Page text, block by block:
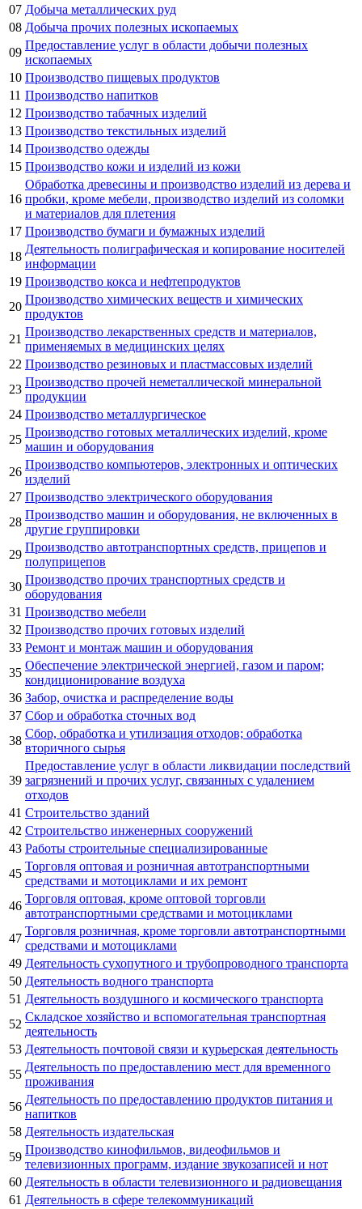
07 Добыча металлических руд
08 Добыча прочих полезных ископаемых
09
Предоставление услуг в области добычи полезных
ископаемых
10 Производство пищевых продуктов
11 Производство напитков
12 Производство табачных изделий
13 Производство текстильных изделий
14 Производство одежды
15 Производство кожи и изделий из кожи
16
Обработка древесины и производство изделий из дерева и
пробки, кроме мебели, производство изделий из соломки
и материалов для плетения
17 Производство бумаги и бумажных изделий
18
Деятельность полиграфическая и копирование носителей
информации
19 Производство кокса и нефтепродуктов
20
Производство химических веществ и химических
продуктов
21
Производство лекарственных средств и материалов,
применяемых в медицинских целях
22 Производство резиновых и пластмассовых изделий
23
Производство прочей неметаллической минеральной
продукции
24 Производство металлургическое
25
Производство готовых металлических изделий, кроме
машин и оборудования
26
Производство компьютеров, электронных и оптических
изделий
27 Производство электрического оборудования
28
Производство машин и оборудования, не включенных в
другие группировки
29
Производство автотранспортных средств, прицепов и
полуприцепов
30
Производство прочих транспортных средств и
оборудования
31 Производство мебели
32 Производство прочих готовых изделий
33 Ремонт и монтаж машин и оборудования
35
Обеспечение электрической энергией, газом и паром;
кондиционирование воздуха
36 Забор, очистка и распределение воды
37 Сбор и обработка сточных вод
38
Сбор, обработка и утилизация отходов; обработка
вторичного сырья
39
Предоставление услуг в области ликвидации последствий
загрязнений и прочих услуг, связанных с удалением
отходов
41 Строительство зданий
42 Строительство инженерных сооружений
43 Работы строительные специализированные
45
Торговля оптовая и розничная автотранспортными
средствами и мотоциклами и их ремонт
46
Торговля оптовая, кроме оптовой торговли
автотранспортными средствами и мотоциклами
47
Торговля розничная, кроме торговли автотранспортными
средствами и мотоциклами
49 Деятельность сухопутного и трубопроводного транспорта
50 Деятельность водного транспорта
51 Деятельность воздушного и космического транспорта
52
Складское хозяйство и вспомогательная транспортная
деятельность
53 Деятельность почтовой связи и курьерская деятельность
55
Деятельность по предоставлению мест для временного
проживания
56
Деятельность по предоставлению продуктов питания и
напитков
58 Деятельность издательская
59
Производство кинофильмов, видеофильмов и
телевизионных программ, издание звукозаписей и нот
60 Деятельность в области телевизионного и радиовещания
61 Деятельность в сфере телекоммуникаций